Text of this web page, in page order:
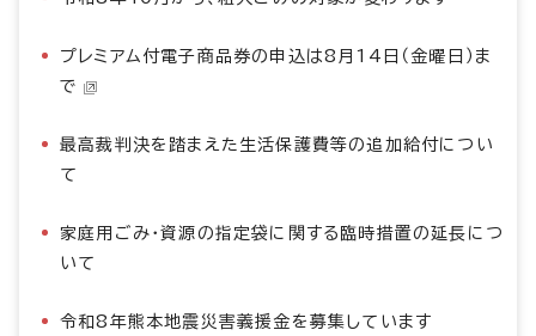
プレミアム付電子商品券の申込は8月14日（金曜日）ま
で
最高裁判決を踏まえた生活保護費等の追加給付につい
て
家庭用ごみ・資源の指定袋に関する臨時措置の延長につ
いて
令和8年熊本地震災害義援金を募集しています